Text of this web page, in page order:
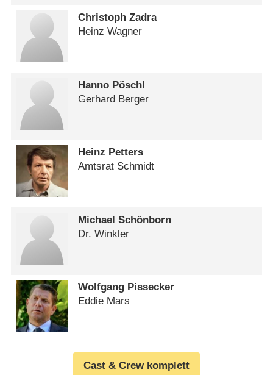
Christoph Zadra
Heinz Wagner
Hanno Pöschl
Gerhard Berger
Heinz Petters
Amtsrat Schmidt
Michael Schönborn
Dr. Winkler
Wolfgang Pissecker
Eddie Mars
Cast & Crew komplett